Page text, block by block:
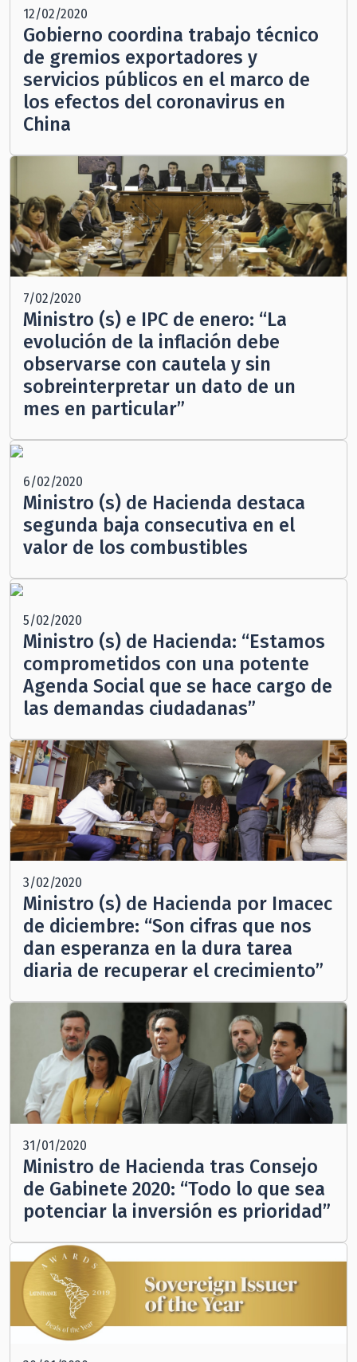
12/02/2020
Gobierno coordina trabajo técnico
de gremios exportadores y
servicios públicos en el marco de
los efectos del coronavirus en
China
7/02/2020
Ministro (s) e IPC de enero: “La
evolución de la inflación debe
observarse con cautela y sin
sobreinterpretar un dato de un
mes en particular”
6/02/2020
Ministro (s) de Hacienda destaca
segunda baja consecutiva en el
valor de los combustibles
5/02/2020
Ministro (s) de Hacienda: “Estamos
comprometidos con una potente
Agenda Social que se hace cargo de
las demandas ciudadanas”
3/02/2020
Ministro (s) de Hacienda por Imacec
de diciembre: “Son cifras que nos
dan esperanza en la dura tarea
diaria de recuperar el crecimiento”
31/01/2020
Ministro de Hacienda tras Consejo
de Gabinete 2020: “Todo lo que sea
potenciar la inversión es prioridad”